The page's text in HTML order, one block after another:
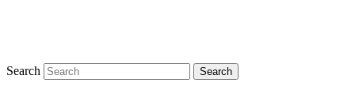
Search Search